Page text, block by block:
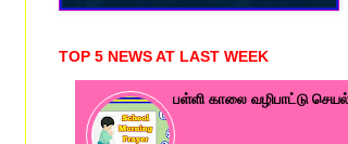
TOP 5 NEWS AT LAST WEEK
பள்ளி காலை வழிபாட்டு